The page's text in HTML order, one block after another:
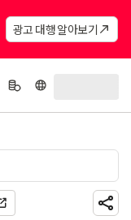
광고 대행 알아보기